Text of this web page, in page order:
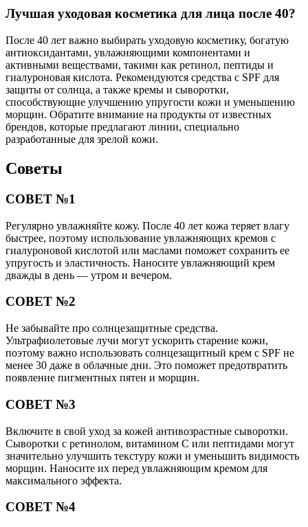
Лучшая уходовая косметика для лица после 40?
После 40 лет важно выбирать уходовую косметику, богатую
антиоксидантами, увлажняющими компонентами и
активными веществами, такими как ретинол, пептиды и
гиалуроновая кислота. Рекомендуются средства с SPF для
защиты от солнца, а также кремы и сыворотки,
способствующие улучшению упругости кожи и уменьшению
морщин. Обратите внимание на продукты от известных
брендов, которые предлагают линии, специально
разработанные для зрелой кожи.
Советы
СОВЕТ №1
Регулярно увлажняйте кожу. После 40 лет кожа теряет влагу
быстрее, поэтому использование увлажняющих кремов с
гиалуроновой кислотой или маслами поможет сохранить ее
упругость и эластичность. Наносите увлажняющий крем
дважды в день — утром и вечером.
СОВЕТ №2
Не забывайте про солнцезащитные средства.
Ультрафиолетовые лучи могут ускорить старение кожи,
поэтому важно использовать солнцезащитный крем с SPF не
менее 30 даже в облачные дни. Это поможет предотвратить
появление пигментных пятен и морщин.
СОВЕТ №3
Включите в свой уход за кожей антивозрастные сыворотки.
Сыворотки с ретинолом, витамином C или пептидами могут
значительно улучшить текстуру кожи и уменьшить видимость
морщин. Наносите их перед увлажняющим кремом для
максимального эффекта.
СОВЕТ №4